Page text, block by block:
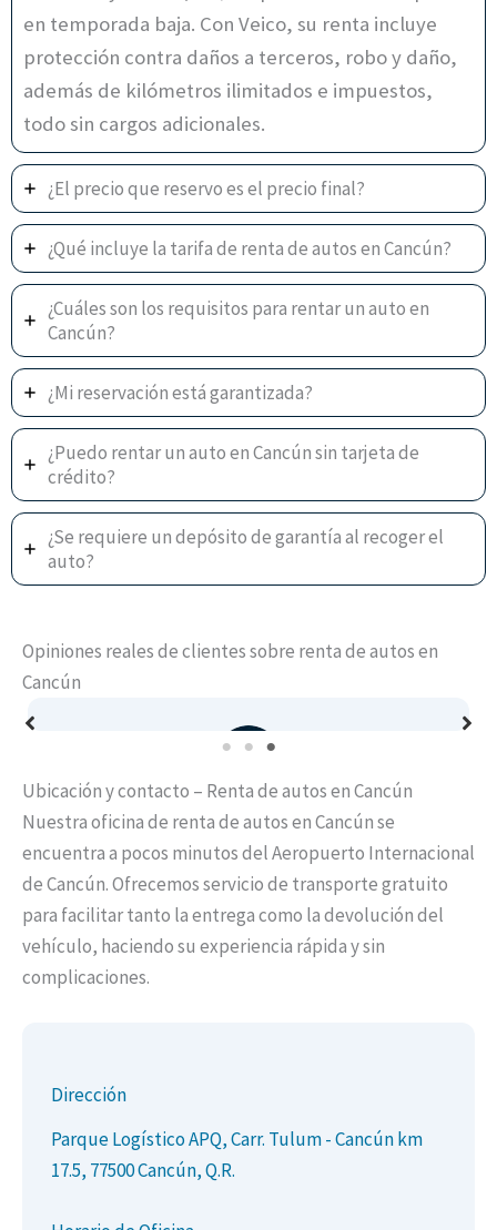
en temporada baja. Con Veico, su renta incluye
protección contra daños a terceros, robo y daño,
además de kilómetros ilimitados e impuestos,
todo sin cargos adicionales.
¿El precio que reservo es el precio final?
¿Qué incluye la tarifa de renta de autos en Cancún?
¿Cuáles son los requisitos para rentar un auto en
Cancún?
¿Mi reservación está garantizada?
¿Puedo rentar un auto en Cancún sin tarjeta de
crédito?
¿Se requiere un depósito de garantía al recoger el
auto?
Opiniones reales de clientes sobre renta de autos en
Cancún
Autos de calidad y precios sin sorpresas, aquí no
te cobran de más ni te obligan a pagar seguros
adicionales. Definitivamente volveré a usar
Veico!
Ubicación y contacto – Renta de autos en Cancún
Nuestra oficina de renta de autos en Cancún se
encuentra a pocos minutos del Aeropuerto Internacional
de Cancún. Ofrecemos servicio de transporte gratuito
para facilitar tanto la entrega como la devolución del
vehículo, haciendo su experiencia rápida y sin
complicaciones.
Dirección
Parque Logístico APQ, Carr. Tulum - Cancún km
17.5, 77500 Cancún, Q.R.